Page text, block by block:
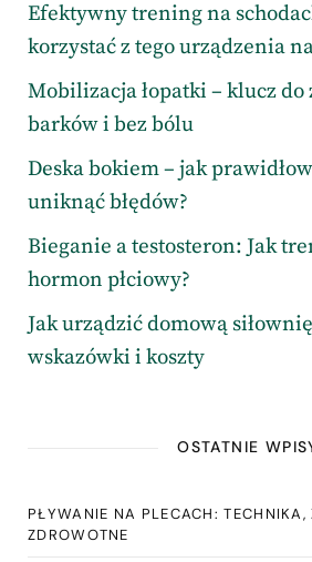
Efektywny trening na
korzystać z tego urządzenia
Mobilizacja łopatki – klucz
barków i bez bólu
Deska bokiem – jak
uniknąć błędów?
Bieganie a testosteron: Jak
hormon płciowy?
Jak urządzić domową
wskazówki i koszty
OSTATNIE
PŁYWANIE NA PLECACH: TECHNIKA,
ZDROWOTNE